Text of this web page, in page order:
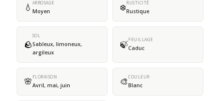
💧 ARROSAGE
Moyen ❄️RUSTICITÉ
Rustique
🪨
SOL
Sableux, limoneux,
argileux
🍃FEUILLAGE
Caduc
🌸 FLORAISON
Avril, mai, juin 🎨COULEUR
Blanc